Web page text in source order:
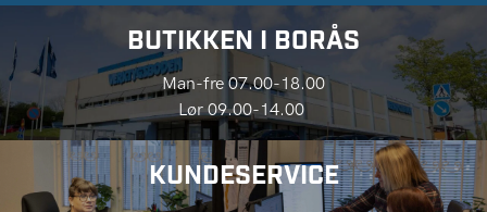
BUTIKKEN I BORÅS
Man-fre 07.00-18.00
Lør 09.00-14.00
KUNDESERVICE